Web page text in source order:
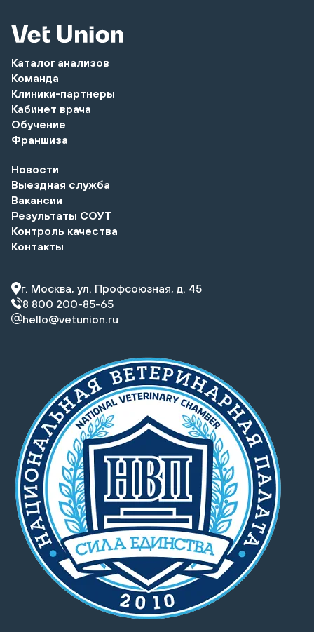
Каталог анализов
Команда
Клиники-партнеры
Кабинет врача
Обучение
Франшиза
Новости
Выездная служба
Вакансии
Результаты СОУТ
Контроль качества
Контакты
г. Москва, ул. Профсоюзная, д. 45
8 800 200-85-65
hello@vetunion.ru